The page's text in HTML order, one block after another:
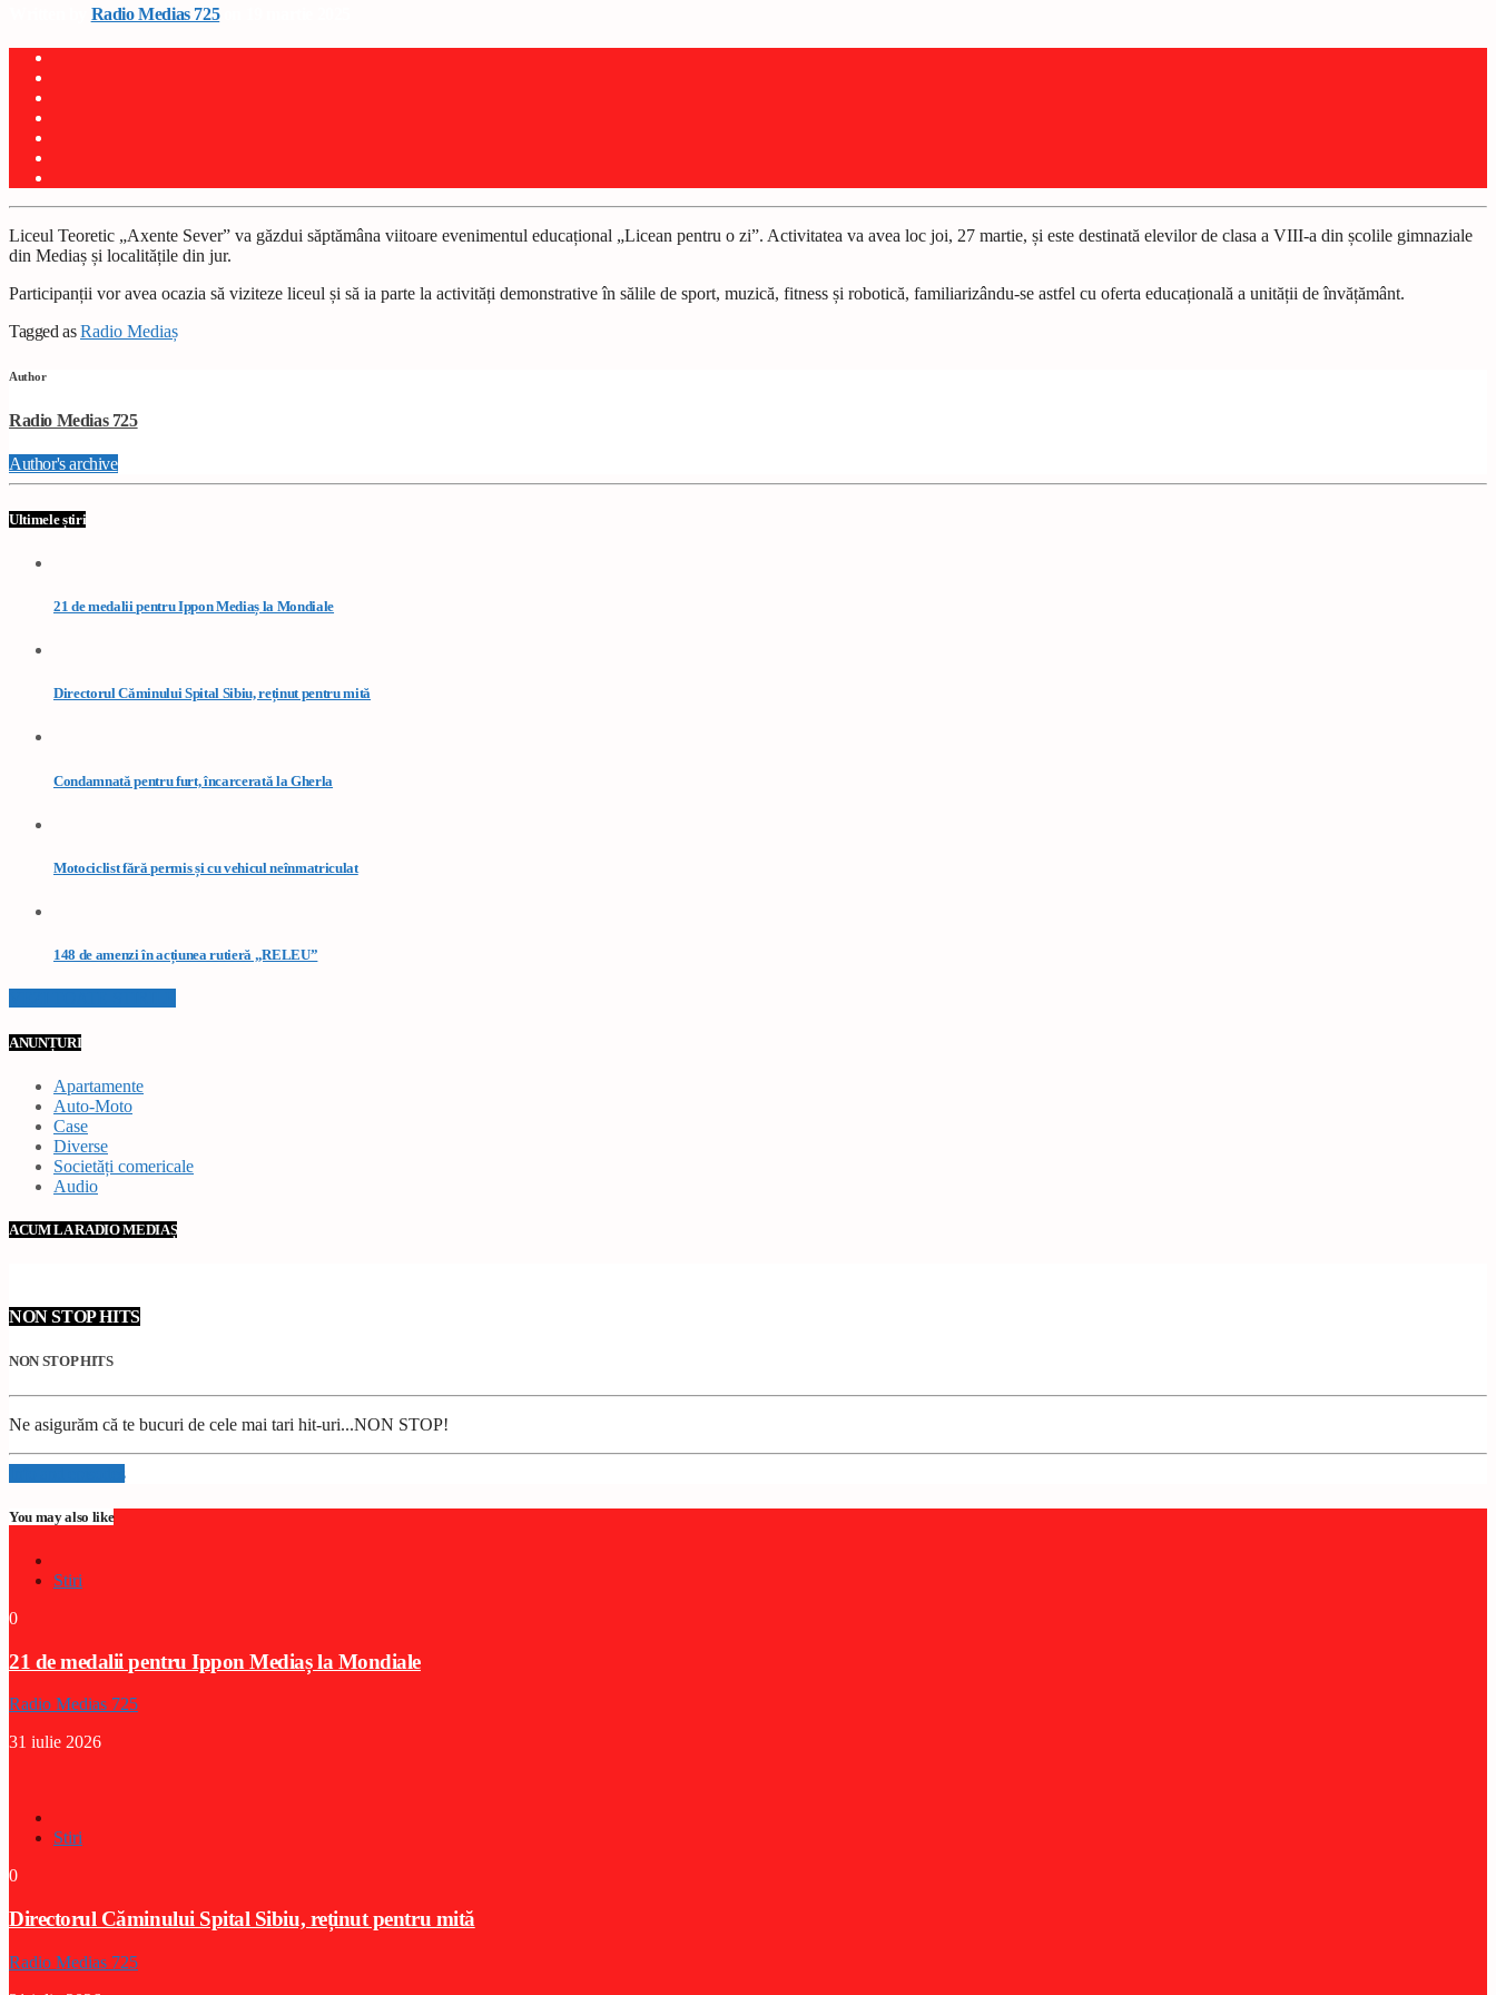
Radio Medias 725on 19 martie 2025
Liceul Teoretic „Axente Sever” va găzdui săptămâna viitoare evenimentul educațional „Licean pentru o zi”. Activitatea va avea loc joi, 27 martie, și este destinată elevilor de clasa a VIII-a din școlile gimnaziale
din Mediaș și localitățile din jur.
Participanții vor avea ocazia să viziteze liceul și să ia parte la activități demonstrative în sălile de sport, muzică, fitness și robotică, familiarizându-se astfel cu oferta educațională a unității de învățământ.
Tagged asRadio Mediaș
Author
Radio Medias 725
Author's archive
Ultimele știri
21 de medalii pentru Ippon Mediaș la Mondiale
Directorul Căminului Spital Sibiu, reținut pentru mită
Condamnată pentru furt, încarcerată la Gherla
Motociclist fără permis și cu vehicul neînmatriculat
148 de amenzi în acțiunea rutieră „RELEU”
ANUNȚURI
Apartamente
Auto-Moto
Case
Diverse
Societăți comericale
Audio
ACUM LA RADIO MEDIAȘ
NON STOP HITS
NON STOP HITS
Ne asigurăm că te bucuri de cele mai tari hit-uri...NON STOP!
Info and episodes
You may also like
Stiri
0
21 de medalii pentru Ippon Mediaș la Mondiale
Radio Medias 725
31 iulie 2026
Stiri
0
Directorul Căminului Spital Sibiu, reținut pentru mită
Radio Medias 725